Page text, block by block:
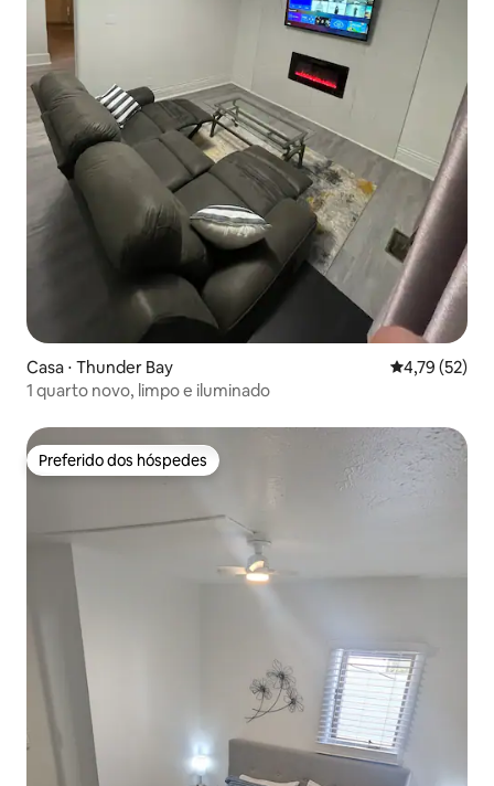
Casa ⋅ Thunder Bay 4,79 de uma
4,79 (52)
1 quarto novo, limpo e iluminado
Preferido dos hóspedes
Preferido dos hóspedes